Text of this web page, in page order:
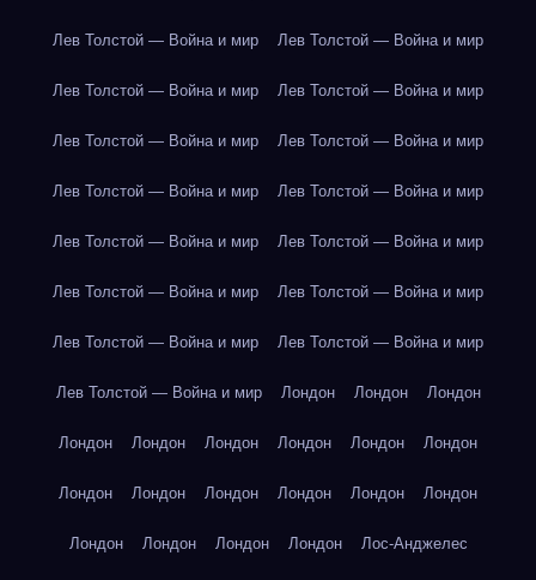
Лев Толстой — Война и мир Лев Толстой — Война и мир
Лев Толстой — Война и мир Лев Толстой — Война и мир
Лев Толстой — Война и мир Лев Толстой — Война и мир
Лев Толстой — Война и мир Лев Толстой — Война и мир
Лев Толстой — Война и мир Лев Толстой — Война и мир
Лев Толстой — Война и мир Лев Толстой — Война и мир
Лев Толстой — Война и мир Лев Толстой — Война и мир
Лев Толстой — Война и мир Лондон Лондон Лондон
Лондон Лондон Лондон Лондон Лондон Лондон
Лондон Лондон Лондон Лондон Лондон Лондон
Лондон Лондон Лондон Лондон Лос-Анджелес